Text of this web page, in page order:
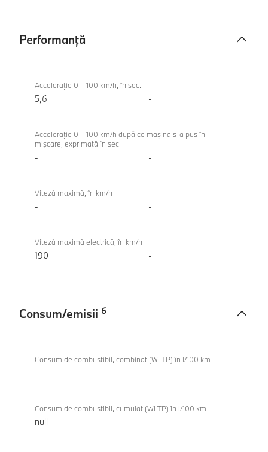
Performanţă
eDrive40
Gran
Acceleraţie 0 – 100 km/h, în sec.
5,6 -
Acceleraţie 0 – 100 km/h după ce maşina s-a pus în
mişcare, exprimată în sec.
- -
Viteză maximă, în km/h
- -
Viteză maximă electrică, în km/h
190 -
Consum/emisii 6
eDrive40
Gran
Consum de combustibil, combinat (WLTP) în l/100 km
- -
Consum de combustibil, cumulat (WLTP) în l/100 km
null -